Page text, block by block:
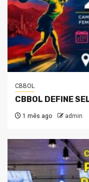
CBBOL
CBBOL DEFINE
1 mês ago admin